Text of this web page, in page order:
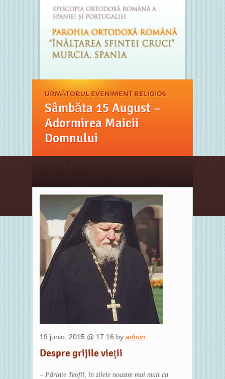
URMĂTORUL EVENIMENT RELIGIOS
Sâmbăta 15 August –
Adormirea Maicii
Domnului
19 junio, 2015 @ 17:16 by admin
Despre grijile vieţii
– Părinte Teofil, în zilele noastre mai mult ca